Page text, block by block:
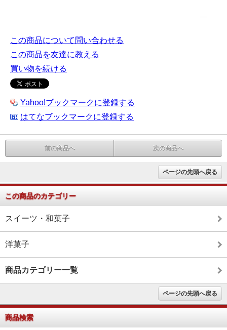
この商品について問い合わせる
この商品を友達に教える
買い物を続ける
Yahoo!ブックマークに登録する
はてなブックマークに登録する
前の商品へ 次の商品へ
ページの先頭へ戻る
この商品のカテゴリー
スイーツ・和菓子
洋菓子
商品カテゴリー一覧
ページの先頭へ戻る
商品検索